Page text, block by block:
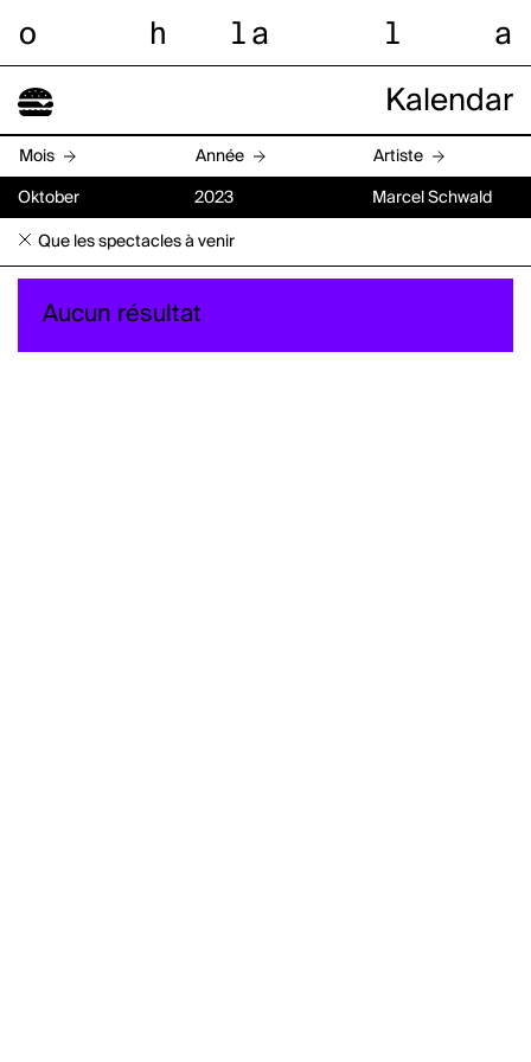
o h l a l a
Kalendar
Mois Année Artiste
Oktober 2023 Marcel Schwald
Que les spectacles à venir
Aucun résultat